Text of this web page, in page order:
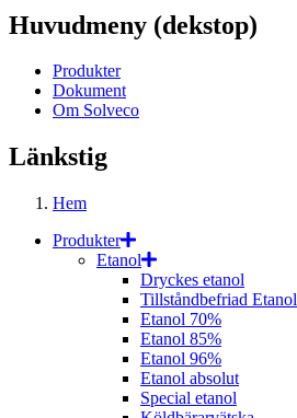
Huvudmeny (dekstop)
Produkter
Dokument
Om Solveco
Länkstig
Hem
Produkter
Etanol
Dryckes etanol
Tillståndbefriad Etanol
Etanol 70%
Etanol 85%
Etanol 96%
Etanol absolut
Special etanol